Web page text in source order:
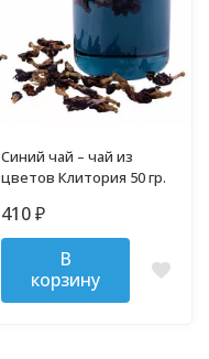
Синий чай – чай из
цветов Клитория 50 гр.
410 ₽
В
корзину